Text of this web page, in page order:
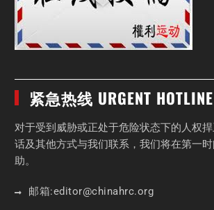
紧急热线 URGENT HOTLINE
对于受到威胁或正处于危险状态下的人权
话及其他方式与我们联系，我们将在第一
助。
邮箱:editor@chinahrc.org